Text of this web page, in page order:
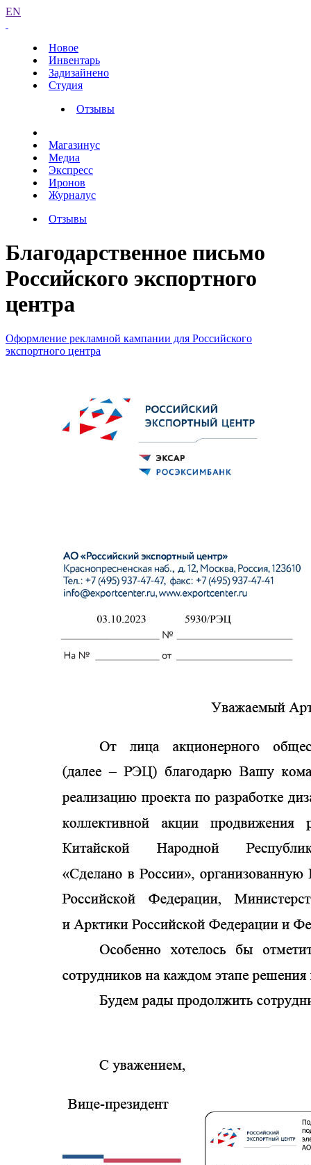
EN
Новое
Инвентарь
Задизайнено
Студия
Отзывы
Магазинус
Медиа
Экспресс
Иронов
Журналус
Отзывы
Благодарственное письмо
Российского экспортного
центра
Оформление рекламной кампании для Российского
экспортного центра